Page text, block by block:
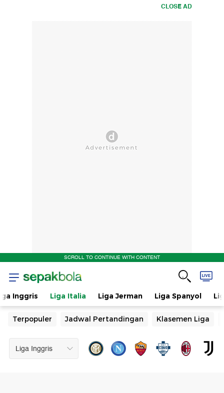
CLOSE AD
SCROLL TO CONTINUE WITH CONTENT
Inggris Liga Italia Liga Jerman Liga Spanyol
Terpopuler Jadwal Pertandingan Klasemen Liga